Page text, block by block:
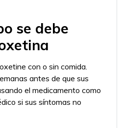
se debe
con o sin comida.
antes de que sus
el medicamento como
si sus síntomas no